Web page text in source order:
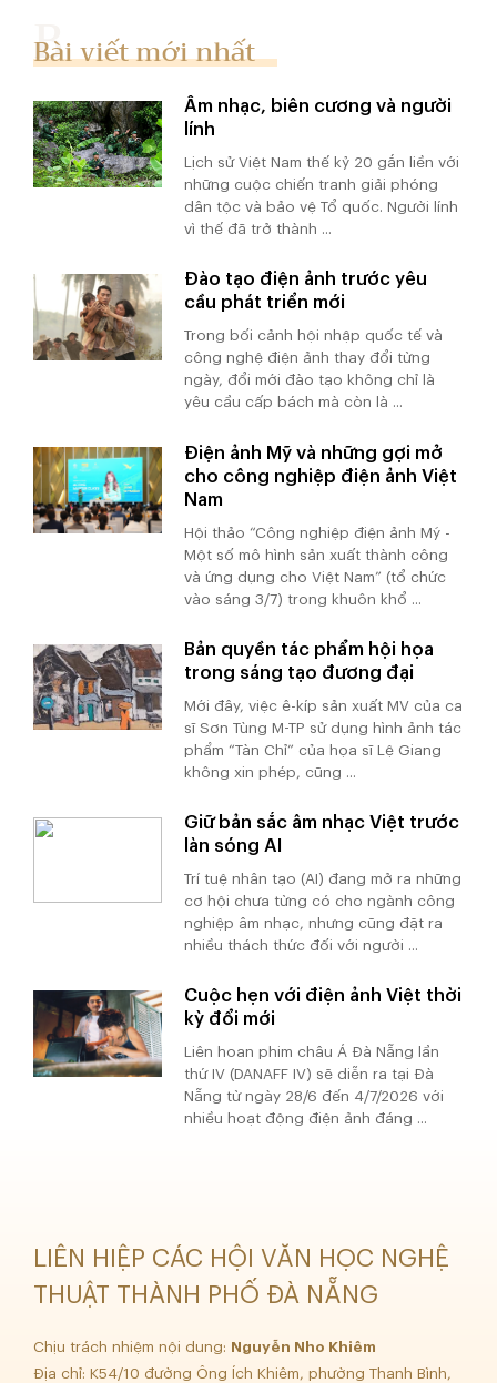
Bài viết mới nhất
Âm nhạc, biên cương và người
lính
Lịch sử Việt Nam thế kỷ 20 gắn liền với
những cuộc chiến tranh giải phóng
dân tộc và bảo vệ Tổ quốc. Người lính
vì thế đã trở thành ...
Đào tạo điện ảnh trước yêu
cầu phát triển mới
Trong bối cảnh hội nhập quốc tế và
công nghệ điện ảnh thay đổi từng
ngày, đổi mới đào tạo không chỉ là
yêu cầu cấp bách mà còn là ...
Điện ảnh Mỹ và những gợi mở
cho công nghiệp điện ảnh Việt
Nam
Hội thảo “Công nghiệp điện ảnh Mỹ -
Một số mô hình sản xuất thành công
và ứng dụng cho Việt Nam” (tổ chức
vào sáng 3/7) trong khuôn khổ ...
Bản quyền tác phẩm hội họa
trong sáng tạo đương đại
Mới đây, việc ê-kíp sản xuất MV của ca
sĩ Sơn Tùng M-TP sử dụng hình ảnh tác
phẩm “Tàn Chỉ” của họa sĩ Lệ Giang
không xin phép, cũng ...
Giữ bản sắc âm nhạc Việt trước
làn sóng AI
Trí tuệ nhân tạo (AI) đang mở ra những
cơ hội chưa từng có cho ngành công
nghiệp âm nhạc, nhưng cũng đặt ra
nhiều thách thức đối với người ...
Cuộc hẹn với điện ảnh Việt thời
kỳ đổi mới
Liên hoan phim châu Á Đà Nẵng lần
thứ IV (DANAFF IV) sẽ diễn ra tại Đà
Nẵng từ ngày 28/6 đến 4/7/2026 với
nhiều hoạt động điện ảnh đáng ...
LIÊN HIỆP CÁC HỘI VĂN HỌC NGHỆ
THUẬT THÀNH PHỐ ĐÀ NẴNG
Chịu trách nhiệm nội dung:
Nguyễn Nho Khiêm
Địa chỉ: K54/10 đường Ông Ích Khiêm, phường Thanh Bình,